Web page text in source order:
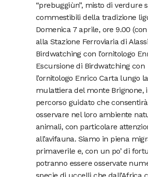
“prebuggiùn”, misto di verdure
commestibili della tradizione
Domenica 7 aprile, ore 9.00
alla Stazione Ferroviaria di
Birdwatching con l’ornitologo
Escursione di Birdwatching con
l’ornitologo Enrico Carta lungo la
mulattiera del monte Brignone,
percorso guidato che
osservare nel loro ambiente
animali, con particolare
all’avifauna. Siamo in piena
primaverile e, con un po’ di
potranno essere osservate